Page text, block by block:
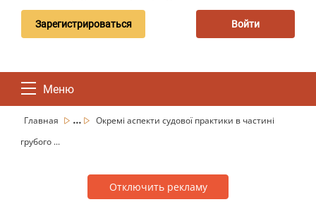
Зарегистрироваться Войти
Меню
Главная ...
Окремі аспекти судової практики в частині
грубого ...
Отключить рекламу